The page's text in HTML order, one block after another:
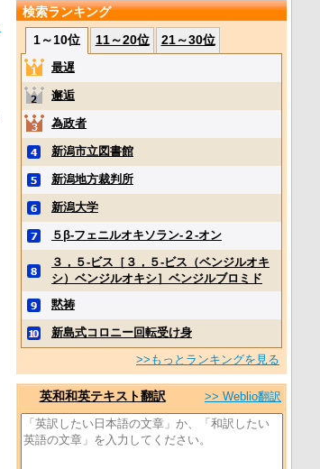
検索ランキング
1～10位
11～20位 21～30位
最遅
邂逅
為政者
新潟市立図書館
新潟地方裁判所
新潟大学
５β‐フェニルオキソラン‐２‐オン
３，５‐ビス［３，５‐ビス（ベンジルオキ
シ）ベンジルオキシ］ベンジルブロミド
黙祷
新島式コロニー回転受け身
>>もっとランキングを見る
英和和英テキスト翻訳 >> Weblio翻訳